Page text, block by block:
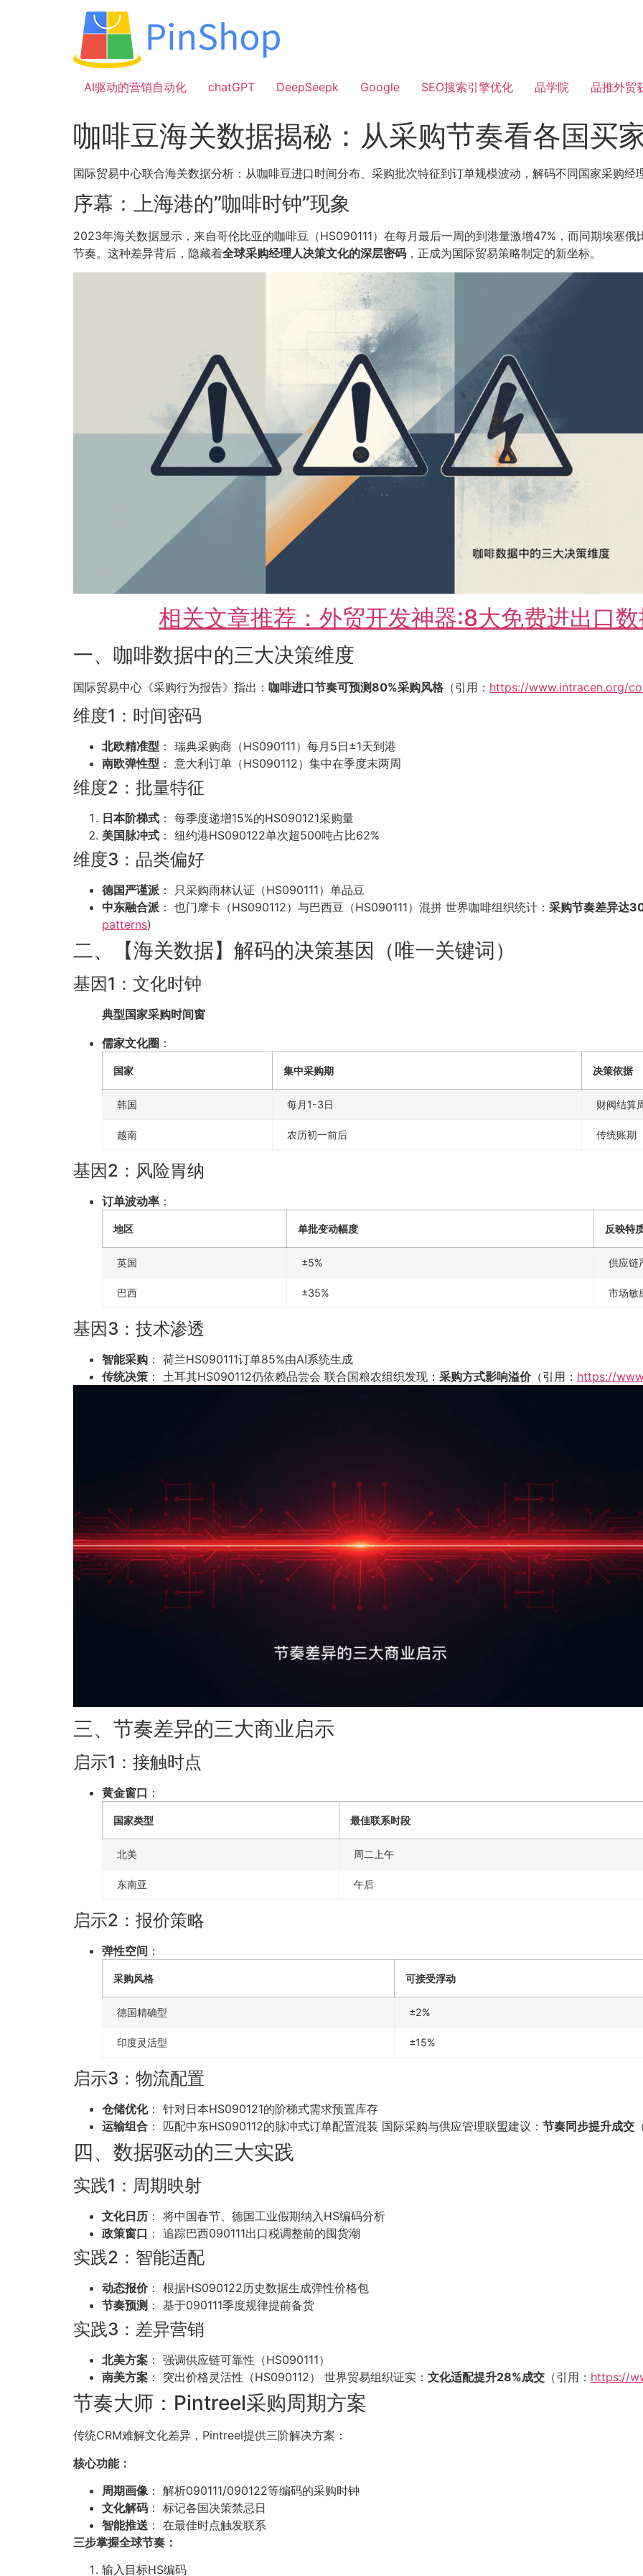
AI驱动的营销自动化
chatGPT DeepSeepk Google SEO搜索引擎优化 品学院 品推外贸
咖啡豆海关数据揭秘：从采购节奏看各国买
国际贸易中心联合海关数据分析：从咖啡豆进口时间分布、采购批次特征到订单规模波动，解码不同国家采购经
序幕：上海港的”咖啡时钟”现象
2023年海关数据显示，来自哥伦比亚的咖啡豆（HS090111）在每月最后一周的到港量激增47%，而同期埃塞
节奏。这种差异背后，隐藏着全球采购经理人决策文化的深层密码 ，正成为国际贸易策略制定的新坐标。
相关文章推荐：外贸开发神器:8大免费进出口
一、咖啡数据中的三大决策维度
国际贸易中心《采购行为报告》指出： 咖啡进口节奏可预测80%采购风格 （引用： https://www.intracen.org/
维度1：时间密码
北欧精准型 ： 瑞典采购商（HS090111）每月5日±1天到港
南欧弹性型 ： 意大利订单（HS090112）集中在季度末两周
维度2：批量特征
日本阶梯式 ： 每季度递增15%的HS090121采购量
美国脉冲式 ： 纽约港HS090122单次超500吨占比62%
维度3：品类偏好
德国严谨派 ： 只采购雨林认证（HS090111）单品豆
中东融合派 ： 也门摩卡（HS090112）与巴西豆（HS090111）混拼 世界咖啡组织统计： 采购节奏差异达
patterns)
二、【海关数据】解码的决策基因（唯一关键词）
基因1：文化时钟
典型国家采购时间窗
儒家文化圈 ：
国家 集中采购期 决策依据
韩国 每月1-3日 财阀结算
越南 农历初一前后 传统账期
基因2：风险胃纳
订单波动率 ：
地区 单批变动幅度 反映特
英国 ±5% 供应链
巴西 ±35% 市场敏
基因3：技术渗透
智能采购 ： 荷兰HS090111订单85%由AI系统生成
传统决策 ： 土耳其HS090112仍依赖品尝会 联合国粮农组织发现： 采购方式影响溢价（引用： https://
三、节奏差异的三大商业启示
启示1：接触时点
黄金窗口 ：
国家类型 最佳联系时段
北美 周二上午
东南亚 午后
启示2：报价策略
弹性空间 ：
采购风格 可接受浮动
德国精确型 ±2%
印度灵活型 ±15%
启示3：物流配置
仓储优化： 针对日本HS090121的阶梯式需求预置库存
运输组合 ： 匹配中东HS090112的脉冲式订单配置混装 国际采购与供应管理联盟建议： 节奏同步提升成交
四、数据驱动的三大实践
实践1：周期映射
文化日历 ： 将中国春节、德国工业假期纳入HS编码分析
政策窗口 ： 追踪巴西090111出口税调整前的囤货潮
实践2：智能适配
动态报价： 根据HS090122历史数据生成弹性价格包
节奏预测 ： 基于090111季度规律提前备货
实践3：差异营销
北美方案 ： 强调供应链可靠性（HS090111）
南美方案 ： 突出价格灵活性（HS090112） 世界贸易组织证实： 文化适配提升28%成交 （引用： https://
节奏大师：Pintreel采购周期方案
传统CRM难解文化差异，Pintreel提供三阶解决方案：
核心功能：
周期画像： 解析090111/090122等编码的采购时钟
文化解码 ： 标记各国决策禁忌日
智能推送 ： 在最佳时点触发联系
三步掌握全球节奏：
输入目标HS编码